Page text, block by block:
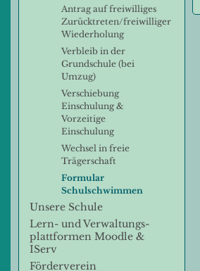
Antrag auf freiwilliges
Zurücktreten/freiwilliger
Wiederholung
Verbleib in der
Grundschule (bei
Umzug)
Verschiebung
Einschulung &
Vorzeitige
Einschulung
Wechsel in freie
Trägerschaft
Formular
Schulschwimmen
Unsere Schule
Lern- und Verwaltungs-
plattformen Moodle &
IServ
Förderverein